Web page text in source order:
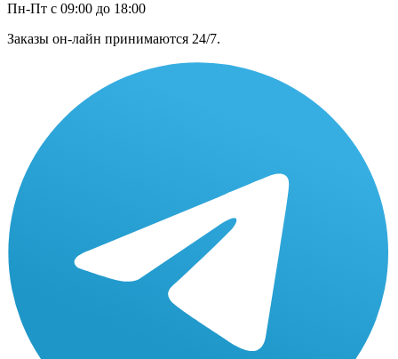
Пн-Пт с 09:00 до 18:00
Заказы он-лайн принимаются 24/7.